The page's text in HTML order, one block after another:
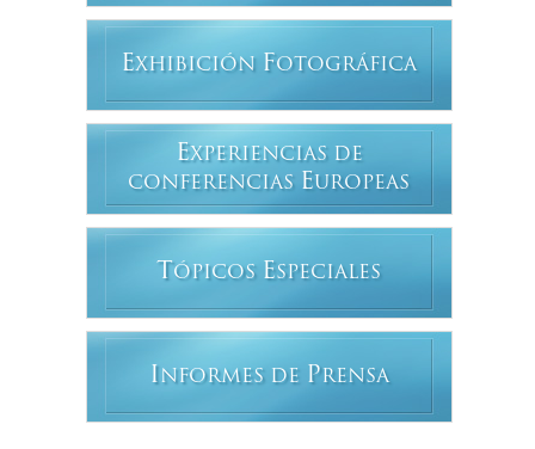
EXHIBICIÓN FOTOGRÁFICA
EXPERIENCIAS DE
CONFERENCIAS EUROPEAS
T ÓPICOS ESPECIALES
INFORMES DE PRENSA